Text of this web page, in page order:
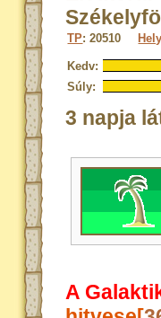
TP: 20510
Kedv:
Súly:
3 napja
A